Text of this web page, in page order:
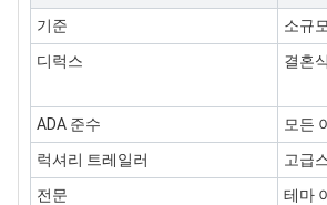
기준
소규
디럭스
결혼
ADA 준수
모든
럭셔리 트레일러
고급
전문
테마